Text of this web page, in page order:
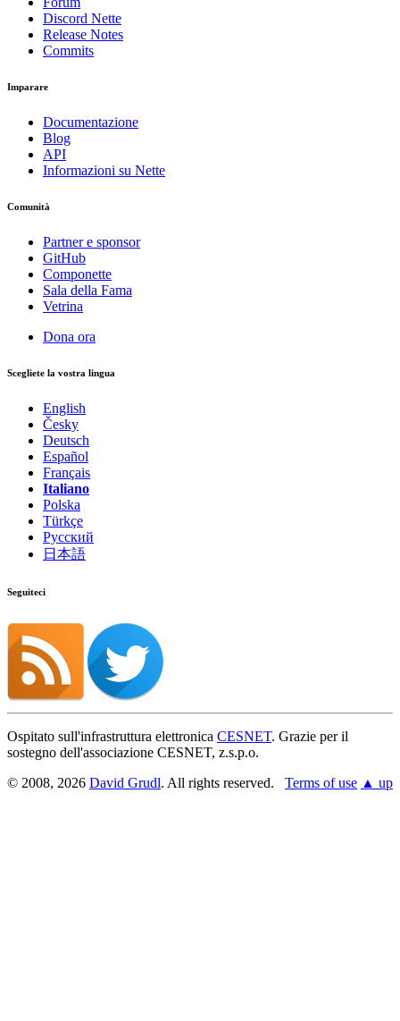
Discord Nette
Release Notes
Commits
Imparare
Documentazione
Blog
API
Informazioni su Nette
Comunità
Partner e sponsor
GitHub
Componette
Sala della Fama
Vetrina
Dona ora
Scegliete la vostra lingua
English
Česky
Deutsch
Español
Français
Italiano
Polska
Türkçe
Русский
日本語
Seguiteci
Ospitato sull'infrastruttura elettronica CESNET. Grazie per il
sostegno dell'associazione CESNET, z.s.p.o.
© 2008, 2026 David Grudl. All rights reserved. Terms of use ▲ up